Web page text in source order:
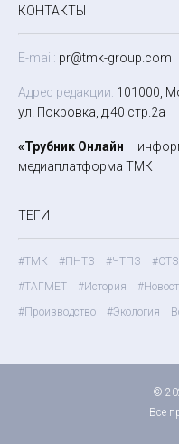
КОНТАКТЫ
E-mail: pr@tmk-group.com
Адрес редакции: 101000,
ул. Покровка, д.40 стр.2а
«Трубник Онлайн –
медиаплатформа ТМК
ТЕГИ
#ТМК #ПНТЗ #ЧТПЗ #СТЗ
#ТАГМЕТ
#История
#Производство
#Экология
©
Все